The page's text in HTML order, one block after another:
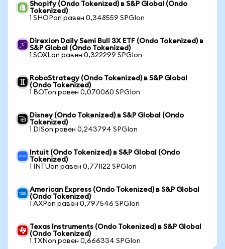
Shopify (Ondo Tokenized) в S&P Global (Ondo
Tokenized)
1 SHOPon равен 0,348559 SPGIon
Direxion Daily Semi Bull 3X ETF (Ondo Tokenized) в
S&P Global (Ondo Tokenized)
1 SOXLon равен 0,322299 SPGIon
RoboStrategy (Ondo Tokenized) в S&P Global
(Ondo Tokenized)
1 BOTon равен 0,070060 SPGIon
Disney (Ondo Tokenized) в S&P Global (Ondo
Tokenized)
1 DISon равен 0,243794 SPGIon
Intuit (Ondo Tokenized) в S&P Global (Ondo
Tokenized)
1 INTUon равен 0,771122 SPGIon
American Express (Ondo Tokenized) в S&P Global
(Ondo Tokenized)
1 AXPon равен 0,797546 SPGIon
Texas Instruments (Ondo Tokenized) в S&P Global
(Ondo Tokenized)
1 TXNon равен 0,666334 SPGIon